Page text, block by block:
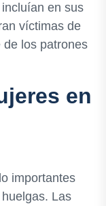
en sus
víctimas de
de los patrones
en
importantes
Las